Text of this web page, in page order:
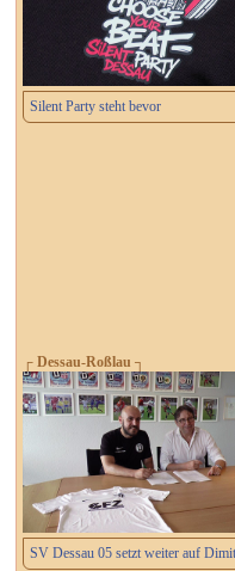
Silent Party steht bevor
┌ Dessau-Roßlau ┐
SV Dessau 05 setzt weiter auf